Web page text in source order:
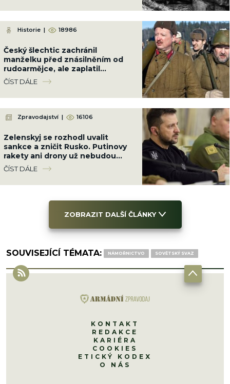
Historie | 18986
Český šlechtic zachránil
manželku před znásilněním od
rudoarmějce, ale zaplatil
životem; 40 let jsme vraha
oslavovali jako hrdinu
ČÍST DÁLE
Zpravodajství | 16106
Zelenskyj se rozhodl uvalit
sankce a zničit Rusko. Putinovy
rakety ani drony už nebudou
existovat
ČÍST DÁLE
ZOBRAZIT DALŠÍ ČLÁNKY
SOUVISEJÍCÍ TÉMATA: NÁMOŘNICTVO SOVĚTSKÝ SVAZ
KONTAKT
REDAKCE
KARIÉRA
COOKIES
ETICKÝ KODEX
O NÁS